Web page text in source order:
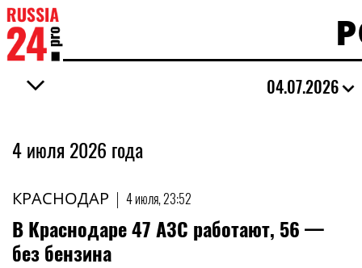
04.07.2026
4 июля 2026 года
КРАСНОДАР | 4 июля, 23:52
В Краснодаре 47 АЗС работают, 56 —
без бензина